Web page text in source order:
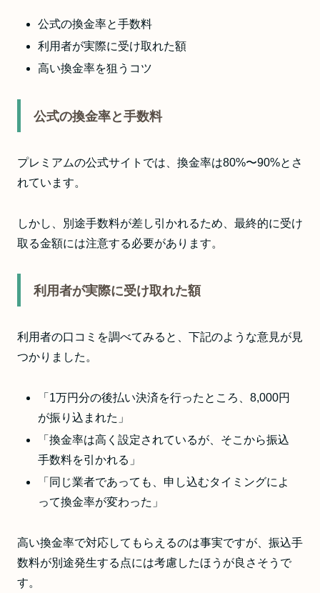
公式の換金率と手数料
利用者が実際に受け取れた額
高い換金率を狙うコツ
公式の換金率と手数料
プレミアムの公式サイトでは、換金率は80%〜90%とさ
れています。
しかし、別途手数料が差し引かれるため、最終的に受け
取る金額には注意する必要があります。
利用者が実際に受け取れた額
利用者の口コミを調べてみると、下記のような意見が見
つかりました。
「1万円分の後払い決済を行ったところ、8,000円
が振り込まれた」
「換金率は高く設定されているが、そこから振込
手数料を引かれる」
「同じ業者であっても、申し込むタイミングによ
って換金率が変わった」
高い換金率で対応してもらえるのは事実ですが、振込手
数料が別途発生する点には考慮したほうが良さそうで
す。